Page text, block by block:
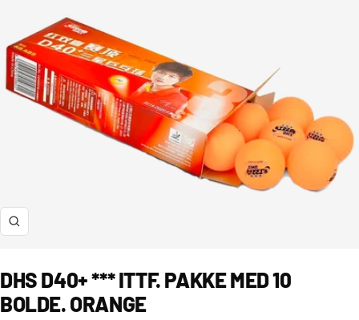
Zoom
DHS D40+ *** ITTF. PAKKE MED 10
BOLDE. ORANGE